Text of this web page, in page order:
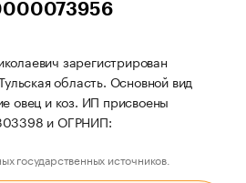
зарегистрирован
область. Основной вид
овец и коз. ИП присвоены
и ОГРНИП:
государственных источников.